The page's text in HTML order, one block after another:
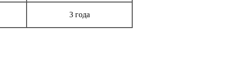
3 года